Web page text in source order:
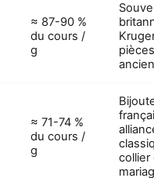
≈ 87-90 %
du cours /
g
≈ 71-74 %
du cours /
g
collier